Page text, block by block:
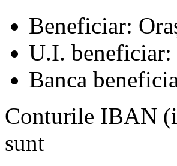
Beneficiar:
U.I. beneficiar:
Banca
Conturile IBAN
sunt